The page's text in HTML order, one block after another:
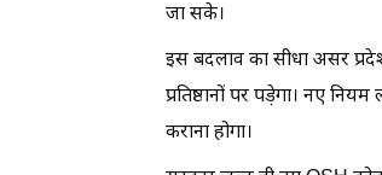
जा सके।
इस बदलाव का सीधा असर
प्रतिष्ठानों पर पड़ेगा। नए
कराना होगा।